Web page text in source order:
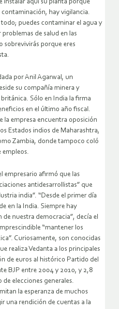
instalar aquí su planta porque
contaminación, hay vigilancia.
puedes contaminar el agua y
de salud en las
sobrevivirás porque eres
por Anil Agarwal, un
su compañía minera y
Sólo en India la firma
en el último año fiscal.
la empresa encuentra oposición
Estados indios de Maharashtra,
Zambia, donde tampoco coló
empleos.
empresario afirmó que las
antidesarrollistas” que
india”. “Desde el primer día
en la India. Siempre hay
de nuestra democracia”, decía el
“mantener los
Curiosamente, son conocidas
realiza Vedanta a los principales
de euros al histórico Partido del
BJP entre 2004 y 2010, y 2,8
de elecciones generales.
la esperanza de muchos
una rendición de cuentas a la